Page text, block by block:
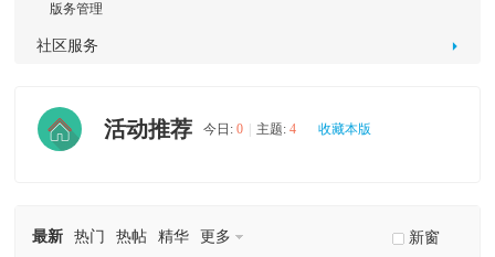
版务管理
社区服务
活动推荐 今日:0 主题:4 收藏本版
新窗
最新 热门 热帖 精华 更多